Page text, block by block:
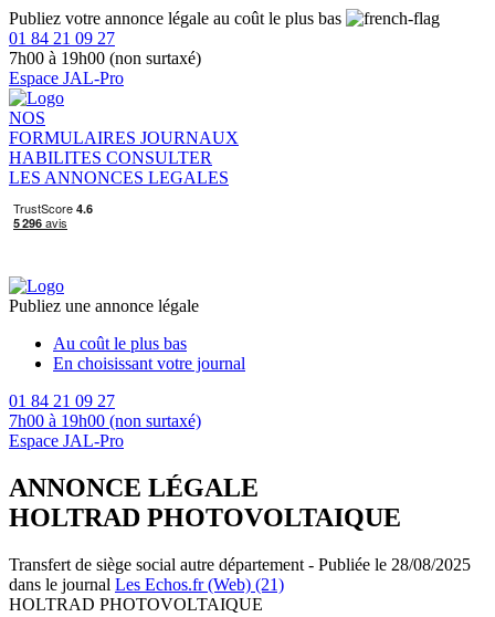
Publiez votre annonce légale au coût le plus bas
01 84 21 09 27
7h00 à 19h00 (non surtaxé)
Espace JAL-Pro
NOS
FORMULAIRES JOURNAUX
HABILITES CONSULTER
LES ANNONCES LEGALES
Publiez une annonce légale
Au coût le plus bas
En choisissant votre journal
01 84 21 09 27
7h00 à 19h00 (non surtaxé)
Espace JAL-Pro
ANNONCE LÉGALE
HOLTRAD PHOTOVOLTAIQUE
Transfert de siège social autre département - Publiée le 28/08/2025
dans le journal Les Echos.fr (Web) (21)
HOLTRAD PHOTOVOLTAIQUE